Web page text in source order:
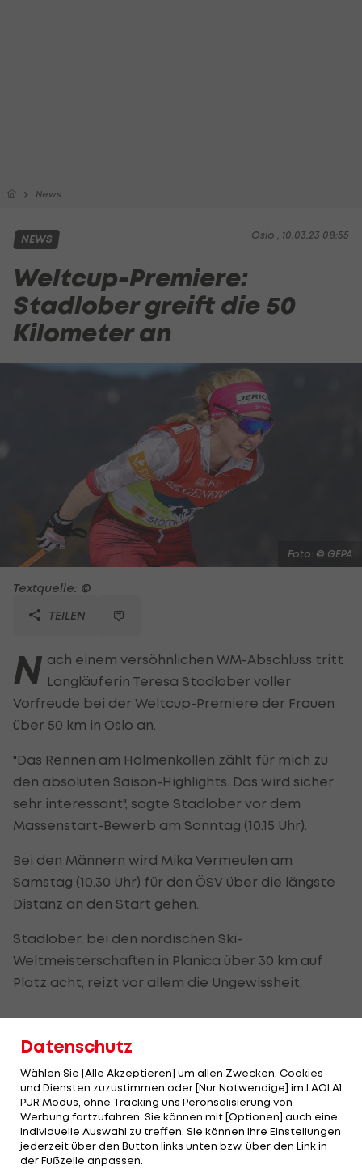
News
Oslo , 10.03.23 08:55
NEWS
Weltcup-Premiere:
Stadlober greift die 50
Kilometer an
Foto: © GEPA
Textquelle: ©
TEILEN
N ach einem versöhnlichen WM-Abschluss tritt
Langläuferin Teresa Stadlober voller
Vorfreude bei der Weltcup-Premiere der Frauen
über 50 km in Oslo an.
"Das Rennen am Holmenkollen zählt für mich zu
den absoluten Saison-Highlights. Das wird sicher
sehr interessant", sagte Stadlober vor dem
Massenstart-Bewerb am Sonntag (10.15 Uhr).
Bei den Männern wird Mika Vermeulen am
Samstag (10.30 Uhr) für den ÖSV über die längste
Distanz an den Start gehen.
Stadlober, bei den nordischen Ski-
Weltmeisterschaften in Planica über 30 km auf
Platz acht, reizt vor allem die Ungewissheit.
besser"
"Es gibt keine Erfahrungswerte, niemand weiß so
genau, wie der Rennverlauf sein wird und auch die
Verpflegung spielt eine wichtige Rolle", sagte die
Salzburgerin. Kürzlich hatte die 30-Jährige mit
Datenschutz
Wählen Sie [Alle Akzeptieren] um allen Zwecken, Cookies
und Diensten zuzustimmen oder [Nur Notwendige] im LAOLA1
PUR Modus, ohne Tracking uns Peronsalisierung von
Werbung fortzufahren. Sie können mit [Optionen] auch eine
individuelle Auswahl zu treffen. Sie können Ihre Einstellungen
jederzeit über den Button links unten bzw. über den Link in
der Fußzeile anpassen.